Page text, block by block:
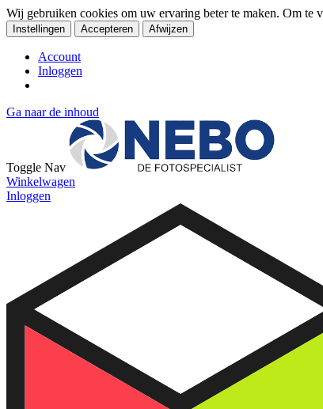
Wij gebruiken cookies om uw ervaring beter te maken. Om te
Instellingen Accepteren Afwijzen
Account
Inloggen
Ga naar de inhoud
Toggle Nav
Winkelwagen
Inloggen